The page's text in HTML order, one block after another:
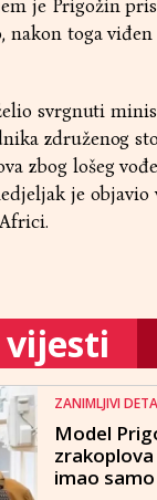
je Prigožin
toga viđen
svrgnuti
združenog
zbog lošeg
je objavio
vijesti
ZANIMLJIVI
Model
imao